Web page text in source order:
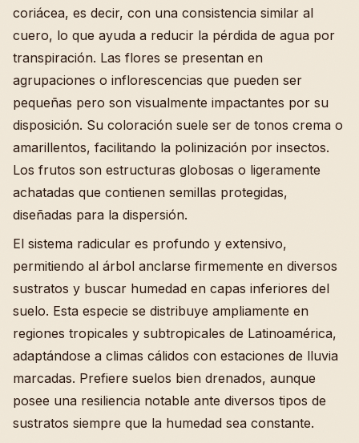
coriácea, es decir, con una consistencia similar al
cuero, lo que ayuda a reducir la pérdida de agua por
transpiración. Las flores se presentan en
agrupaciones o inflorescencias que pueden ser
pequeñas pero son visualmente impactantes por su
disposición. Su coloración suele ser de tonos crema o
amarillentos, facilitando la polinización por insectos.
Los frutos son estructuras globosas o ligeramente
achatadas que contienen semillas protegidas,
diseñadas para la dispersión.
El sistema radicular es profundo y extensivo,
permitiendo al árbol anclarse firmemente en diversos
sustratos y buscar humedad en capas inferiores del
suelo. Esta especie se distribuye ampliamente en
regiones tropicales y subtropicales de Latinoamérica,
adaptándose a climas cálidos con estaciones de lluvia
marcadas. Prefiere suelos bien drenados, aunque
posee una resiliencia notable ante diversos tipos de
sustratos siempre que la humedad sea constante.